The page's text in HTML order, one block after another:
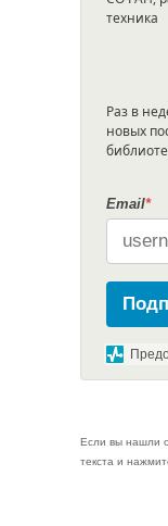
техника
Раз в
новых
Email*
Если вы нашли
текста и